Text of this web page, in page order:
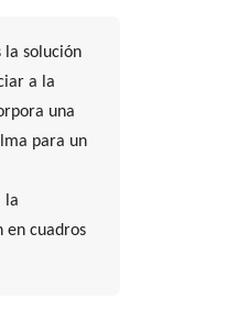
la solución
a la
una
para un
la
en cuadros